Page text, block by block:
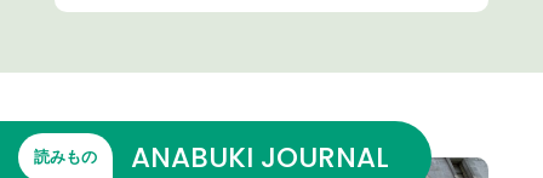
読みもの ANABUKI JOURNAL